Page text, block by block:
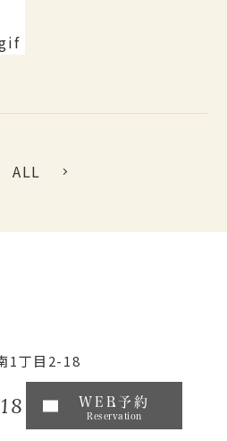
ALL
1丁目2-18
WEB予約
Reservation